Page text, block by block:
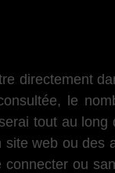
directement
le
tout au
web ou des
ou